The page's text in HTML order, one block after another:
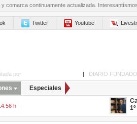
y comarca continuamente actualizada.
Twitter Youtube
por | DIARIO
Especiales
h